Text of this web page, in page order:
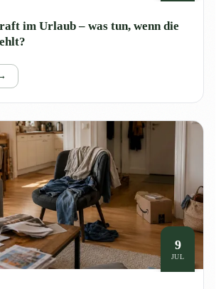
im Urlaub – was tun, wenn die
9
JUL